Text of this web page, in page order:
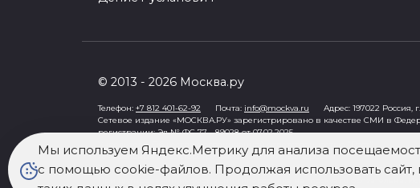
© 2013 - 2026 Москва.ру
Телефон: +7 812 401-62-92 Почта: info@mockva.ru Адрес: 197022
Сетевое издание «МОСКВА.РУ» зарегистрировано в качестве СМИ в
регистрации: Эл № ФС 77 - 89028 от 07.02.2025
Учредитель: Общество с ограниченной ответственностью "Рост"
Генеральный директор: Третьяков Олег Александрович
Знак информационной продукции в случаях, предусмотренных
При цитировании информации гиперссылка на mockva.ru обязательна.
Мы используем Яндекс.Метрику для анализа
с помощью cookie-файлов. Продолжая использовать сайт,